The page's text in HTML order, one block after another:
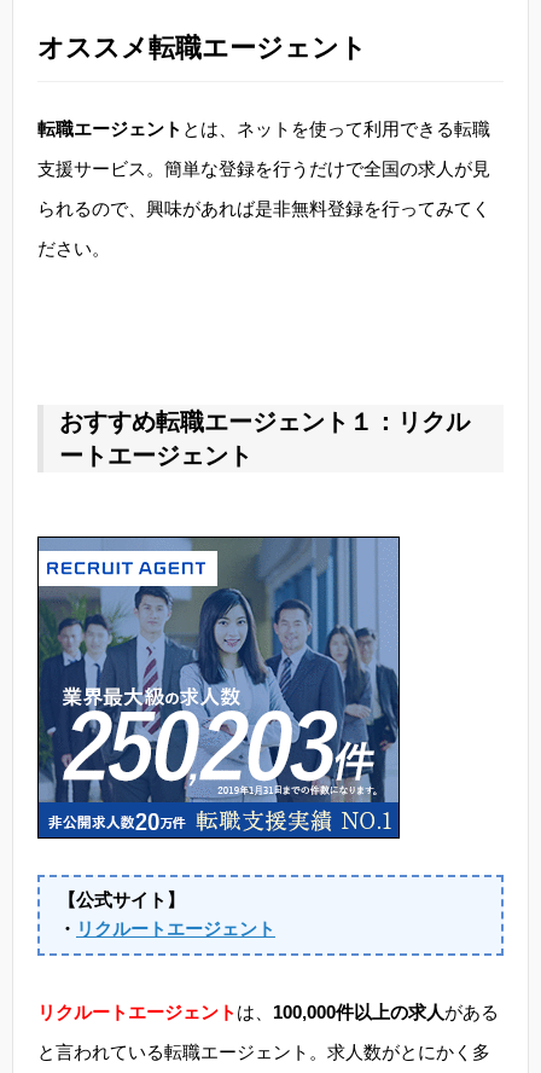
オススメ転職エージェント
転職エージェント とは、ネットを使って利用できる転職
支援サービス。簡単な登録を行うだけで全国の求人が見
られるので、興味があれば是非無料登録を行ってみてく
ださい。
おすすめ転職エージェント１：リクル
ートエージェント
【公式サイト】
・ リクルートエージェント
リクルートエージェント は、 100,000件以上の求人がある
と言われている転職エージェント。求人数がとにかく多